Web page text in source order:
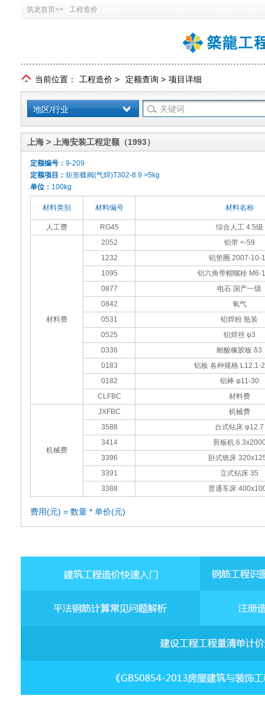
筑龙首页>> 工程造价
当前位置： 工程造价 > 定额查询 > 项目详细
地区/行业
上海 > 上海安装工程定额（1993）
定额编号： 9-209
定额项目： 矩形蝶阀(气焊)T302-8.9 >5kg
单位： 100kg
材料类别 材料编号 材料名称
人工费 RG45 综合人工 4.5级
材料费
2052
铝带 <-59
1232
铝垫圈 2007-10-
1095
铝六角带帽螺栓 M6-
0877
电石 国产一级
0842
氧气
0531
铝焊粉 瓶装
0525
铝焊丝 φ3
0336
耐酸橡胶板 δ3
0183
铝板 各种规格 L12.1-
0182
铝棒 φ11-30
CLFBC
材料费
机械费
JXFBC
机械费
3588
台式钻床 φ12.7
3414
剪板机
3396
卧式铣床
3391
立式钻床 35
3388
普通车床
费用(元) = 数量 * 单价(元)